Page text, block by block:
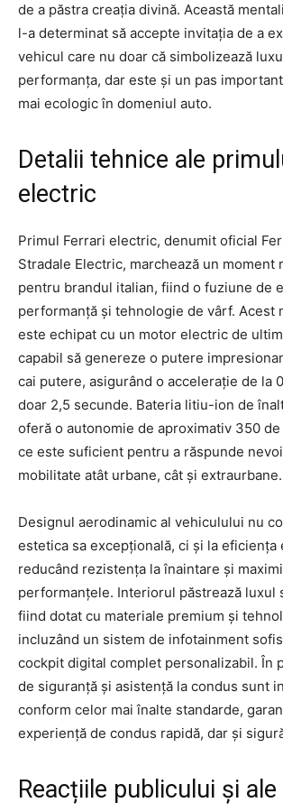
de a păstra creația divină. Această
l-a determinat să accepte invitația de a
vehicul care nu doar că simbolizează
performanța, dar este și un pas
mai ecologic în domeniul auto.
Detalii tehnice ale
electric
Primul Ferrari electric, denumit oficial
Stradale Electric, marchează un moment
pentru brandul italian, fiind o fuziune de
performanță și tehnologie de vârf. Acest
este echipat cu un motor electric de
capabil să genereze o putere
cai putere, asigurând o accelerație de la
doar 2,5 secunde. Bateria litiu-ion de
oferă o autonomie de aproximativ 350
ce este suficient pentru a răspunde
mobilitate atât urbane, cât și extraurbane.
Designul aerodinamic al vehiculului nu
estetica sa excepțională, ci și la eficiența
reducând rezistența la înaintare și
performanțele. Interiorul păstrează luxul
fiind dotat cu materiale premium și
incluzând un sistem de infotainment
cockpit digital complet personalizabil. În
de siguranță și asistență la condus sunt
conform celor mai înalte standarde,
experiență de condus rapidă, dar și
Reacțiile publicului și